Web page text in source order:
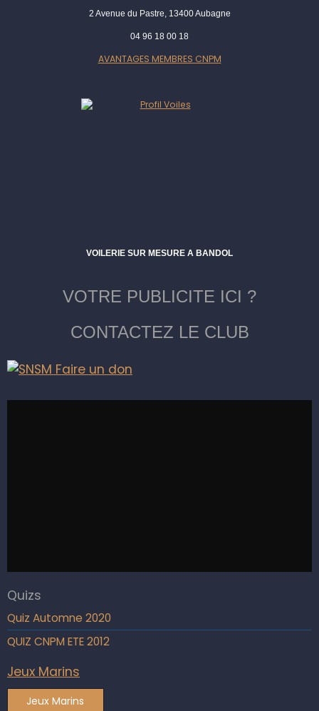
2 Avenue du Pastre, 13400 Aubagne
04 96 18 00 18
AVANTAGES MEMBRES CNPM
VOILERIE SUR MESURE A BANDOL
VOTRE PUBLICITE ICI ?
CONTACTEZ LE CLUB
Quizs
Quiz Automne 2020
QUIZ CNPM ETE 2012
Jeux Marins
Jeux Marins